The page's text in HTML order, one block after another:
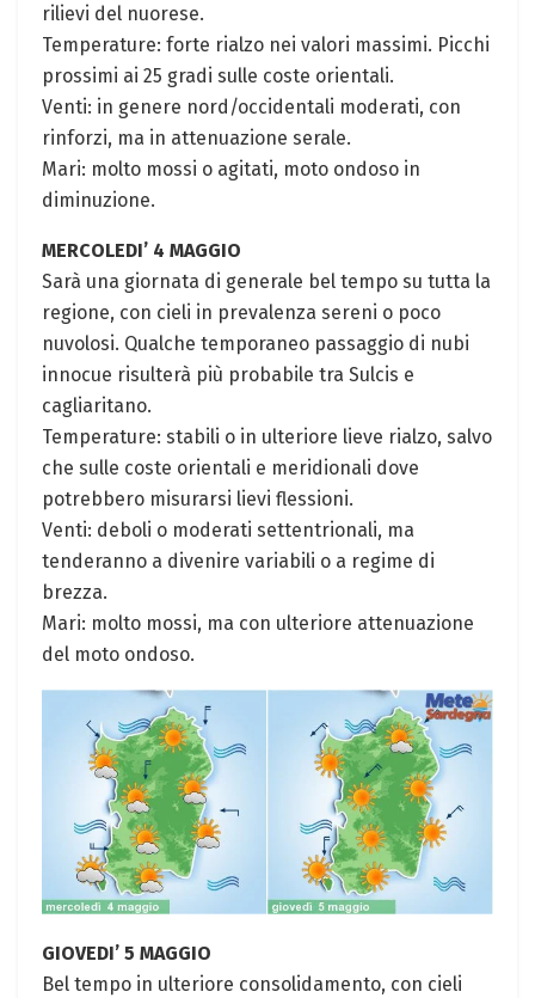
rilievi del nuorese.
Temperature: forte rialzo nei valori massimi. Picchi
prossimi ai 25 gradi sulle coste orientali.
Venti: in genere nord/occidentali moderati, con
rinforzi, ma in attenuazione serale.
Mari: molto mossi o agitati, moto ondoso in
diminuzione.
MERCOLEDI’ 4 MAGGIO
Sarà una giornata di generale bel tempo su tutta la
regione, con cieli in prevalenza sereni o poco
nuvolosi. Qualche temporaneo passaggio di nubi
innocue risulterà più probabile tra Sulcis e
cagliaritano.
Temperature: stabili o in ulteriore lieve rialzo, salvo
che sulle coste orientali e meridionali dove
potrebbero misurarsi lievi flessioni.
Venti: deboli o moderati settentrionali, ma
tenderanno a divenire variabili o a regime di
brezza.
Mari: molto mossi, ma con ulteriore attenuazione
del moto ondoso.
GIOVEDI’ 5 MAGGIO
Bel tempo in ulteriore consolidamento, con cieli